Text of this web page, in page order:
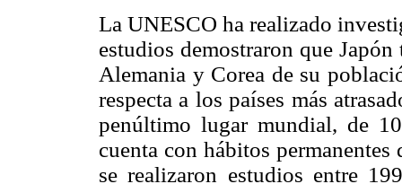
La UNESCO ha realizado
estudios demostraron que
Alemania y Corea de su
respecta a los países más
penúltimo lugar mundial, de
cuenta con hábitos
se realizaron estudios entre